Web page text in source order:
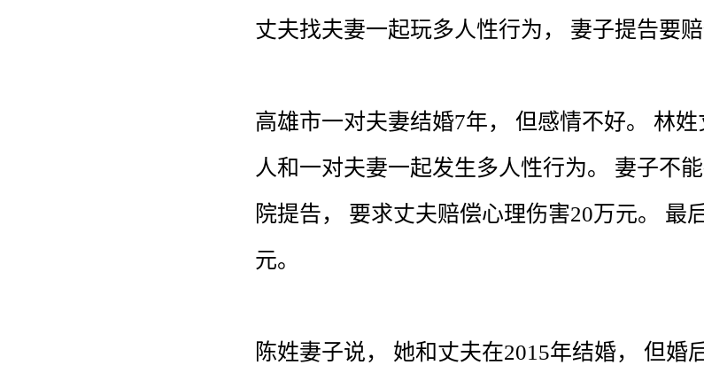
丈夫找夫妻一起玩多人性行为 ， 妻子提告要
高雄市一对夫妻结婚7年， 但感情不好。 林姓
人和一对夫妻一起发生多人性行为。 妻子不能
院提告， 要求丈夫赔偿心理伤害20万元。 最
元。
陈姓妻子说， 她和丈夫在2015年结婚， 但婚